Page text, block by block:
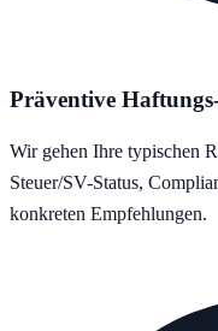
Präventive
Wir gehen Ihre typischen
Steuer/SV-Status,
konkreten Empfehlungen.